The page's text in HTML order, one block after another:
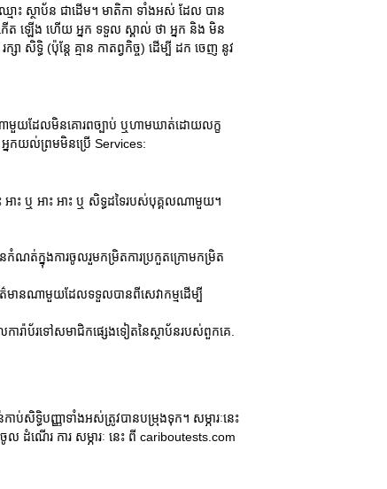
ះ ស្ថាប័ន ជាដើម។ មាតិកា ទាំងអស់ ដែល បាន
ើត ឡើង ហើយ អ្នក ទទួល ស្គាល់ ថា អ្នក និង មិន
សិទ្ធិ (ប៉ុន្តែ គ្មាន កាតព្វកិច្ច) ដើម្បី ដក ចេញ នូវ
ណាមួយដែលមិនគោរពច្បាប់ ឬហាមឃាត់ដោយលក្ខ
យល់ព្រមមិនប្រើ Services:
ាះ ឬ ឣាះ ឣាះ ឬ សិទ្ធដទៃរបស់បុគ្គលណាមួយ។
ណត់ក្នុងការចូលរួមកម្រិតការប្រកួតក្រោមកម្រិត
ានណាមួយដែលទទួលបានពីសេវាកម្មដើម្បី
រ៉ាប័រទៅសមាជិកផ្សេងទៀតនៃស្ថាប័នរបស់ពួកគេ.
ាប់សិទ្ធិបញ្ញាទាំងអស់ត្រូវបានបម្រុងទុក។ សម្ភារៈនេះ
ដំណើរ ការ សម្ភារៈ នេះ ពី cariboutests.com